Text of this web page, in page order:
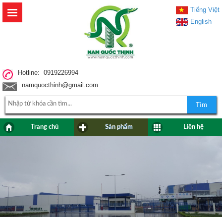
Hotline: 0919226994
namquocthinh@gmail.com
Tiếng Việt
English
Tìm
Trang chủ Sản phẩm Liên hệ